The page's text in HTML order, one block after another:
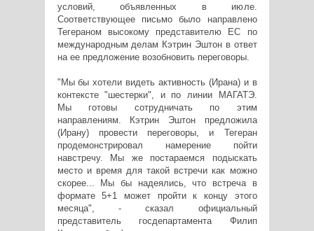
условий, объявленных в июле.
Соответствующее письмо было направлено
Тегераном высокому представителю ЕС по
международным делам Кэтрин Эштон в ответ
на ее предложение возобновить переговоры.
"Мы бы хотели видеть активность (Ирана) и в
контексте "шестерки", и по линии МАГАТЭ.
Мы готовы сотрудничать по этим
направлениям. Кэтрин Эштон предложила
(Ирану) провести переговоры, и Тегеран
продемонстрировал намерение пойти
навстречу. Мы же постараемся подыскать
место и время для такой встречи как можно
скорее... Мы бы надеялись, что встреча в
формате 5+1 может пройти к концу этого
месяца", - сказал официальный
представитель госдепартамента Филип